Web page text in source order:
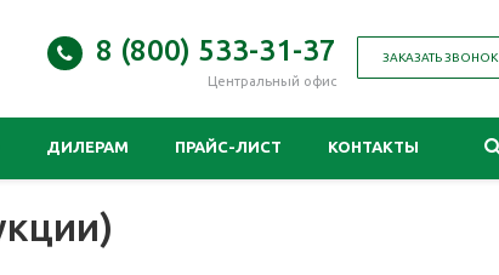
ЗАКАЗАТЬ ЗВОНОК
8 (800) 533-31-37
Центральный офис
ДИЛЕРАМ ПРАЙС-ЛИСТ КОНТАКТЫ